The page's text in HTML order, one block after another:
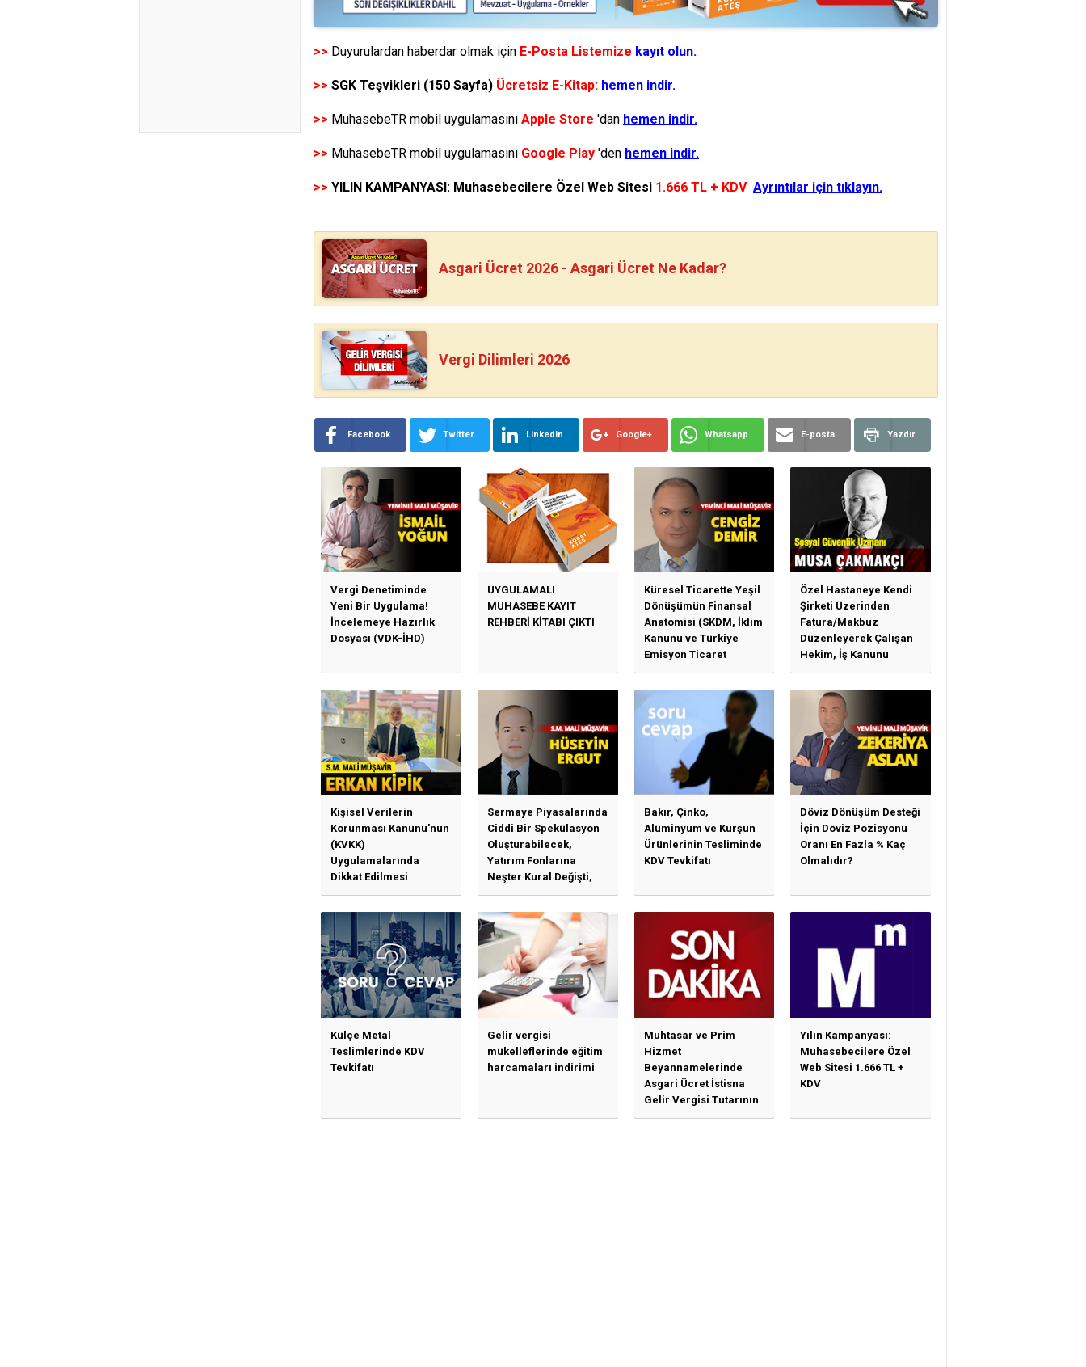
>> Duyurulardan haberdar olmak için E-Posta Listemize kayıt olun.
>> SGK Teşvikleri (150 Sayfa) Ücretsiz E-Kitap: hemen indir.
>> MuhasebeTR mobil uygulamasını Apple Store 'dan hemen indir.
>> MuhasebeTR mobil uygulamasını Google Play 'den hemen indir.
>> YILIN KAMPANYASI: Muhasebecilere Özel Web Sitesi 1.666 TL + KDV Ayrıntılar için tıklayın.
Asgari Ücret 2026 - Asgari Ücret Ne Kadar?
Vergi Dilimleri 2026
Facebook Twitter Linkedin Google+ Whatsapp E-posta Yazdır
Vergi Denetiminde
Yeni Bir Uygulama!
İncelemeye Hazırlık
Dosyası (VDK-İHD)
UYGULAMALI
MUHASEBE KAYIT
REHBERİ KİTABI ÇIKTI
Küresel Ticarette Yeşil
Dönüşümün Finansal
Anatomisi (SKDM, İklim
Kanunu ve Türkiye
Emisyon Ticaret
Sistemi (TR-ETS)
Özel Hastaneye Kendi
Şirketi Üzerinden
Fatura/Makbuz
Düzenleyerek Çalışan
Hekim, İş Kanunu
Hükümlerinden
Kişisel Verilerin
Korunması Kanunu'nun
(KVKK)
Uygulamalarında
Dikkat Edilmesi
Gereken Özet Başlıklar
Sermaye Piyasalarında
Ciddi Bir Spekülasyon
Oluşturabilecek,
Yatırım Fonlarına
Neşter Kural Değişti,
SPK’dan Kritik Hamle
Haberlerine Sermaye
Piyasası Kurulundan
Yalanlama Ve Yerinde
Bir Açıklama Geldi
Bakır, Çinko,
Alüminyum ve Kurşun
Ürünlerinin Tesliminde
KDV Tevkifatı
Döviz Dönüşüm Desteği
İçin Döviz Pozisyonu
Oranı En Fazla % Kaç
Olmalıdır?
Külçe Metal
Teslimlerinde KDV
Tevkifatı
Gelir vergisi
mükelleflerinde eğitim
harcamaları indirimi
Muhtasar ve Prim
Hizmet
Beyannamelerinde
Asgari Ücret İstisna
Gelir Vergisi Tutarının
Güncellenmesine
Yılın Kampanyası:
Muhasebecilere Özel
Web Sitesi 1.666 TL +
KDV